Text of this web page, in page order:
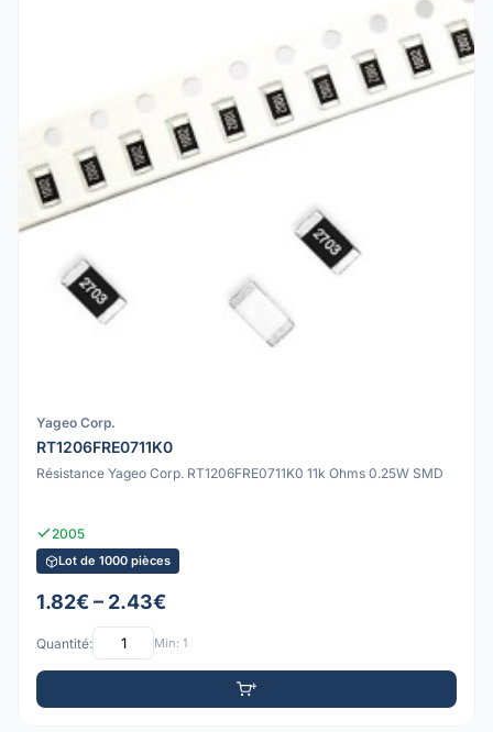
Yageo Corp.
RT1206FRE0711K0
Résistance Yageo Corp. RT1206FRE0711K0 11k Ohms 0.25W SMD
2005
Lot de 1000 pièces
1.82€ – 2.43€
Quantité: Min: 1